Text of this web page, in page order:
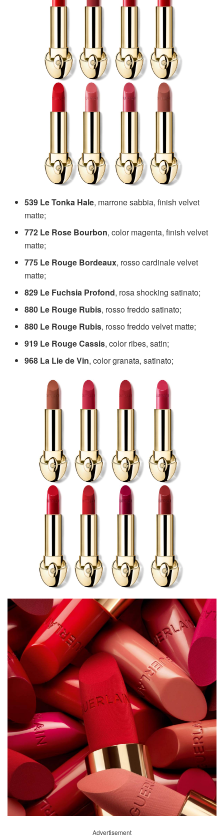
539 Le Tonka Hale, marrone sabbia, finish velvet
matte;
772 Le Rose Bourbon, color magenta, finish velvet
matte;
775 Le Rouge Bordeaux, rosso cardinale velvet
matte;
829 Le Fuchsia Profond, rosa shocking satinato;
880 Le Rouge Rubis, rosso freddo satinato;
880 Le Rouge Rubis, rosso freddo velvet matte;
919 Le Rouge Cassis, color ribes, satin;
968 La Lie de Vin, color granata, satinato;
Advertisement